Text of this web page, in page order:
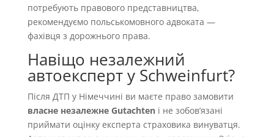
потребують правового представництва,
рекомендуємо польськомовного адвоката —
фахівця з дорожнього права.
Навіщо незалежний
автоексперт у Schweinfurt?
Після ДТП у Німеччині ви маєте право замовити
власне незалежне Gutachtenі не зобовʼязані
приймати оцінку експерта страховика винуватця.